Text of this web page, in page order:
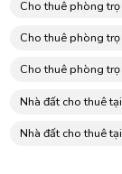
Cho thuê phòng
Cho thuê phòng
Cho thuê phòng
Nhà đất cho thuê
Nhà đất cho thuê